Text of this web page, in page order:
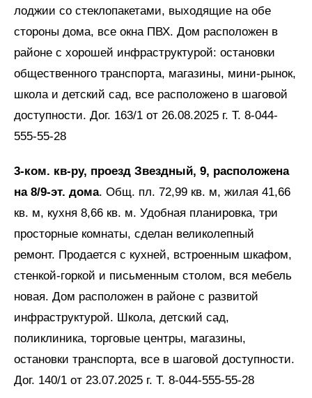
лоджии со стеклопакетами, выходящие на обе
стороны дома, все окна ПВХ. Дом расположен в
районе с хорошей инфраструктурой: остановки
общественного транспорта, магазины, мини-рынок,
школа и детский сад, все расположено в шаговой
доступности. Дог. 163/1 от 26.08.2025 г. Т. 8-044-
555-55-28
3-ком. кв-ру, проезд Звездный, 9, расположена
на 8/9-эт. дома. Общ. пл. 72,99 кв. м, жилая 41,66
кв. м, кухня 8,66 кв. м. Удобная планировка, три
просторные комнаты, сделан великолепный
ремонт. Продается с кухней, встроенным шкафом,
стенкой-горкой и письменным столом, вся мебель
новая. Дом расположен в районе с развитой
инфраструктурой. Школа, детский сад,
поликлиника, торговые центры, магазины,
остановки транспорта, все в шаговой доступности.
Дог. 140/1 от 23.07.2025 г. Т. 8-044-555-55-28